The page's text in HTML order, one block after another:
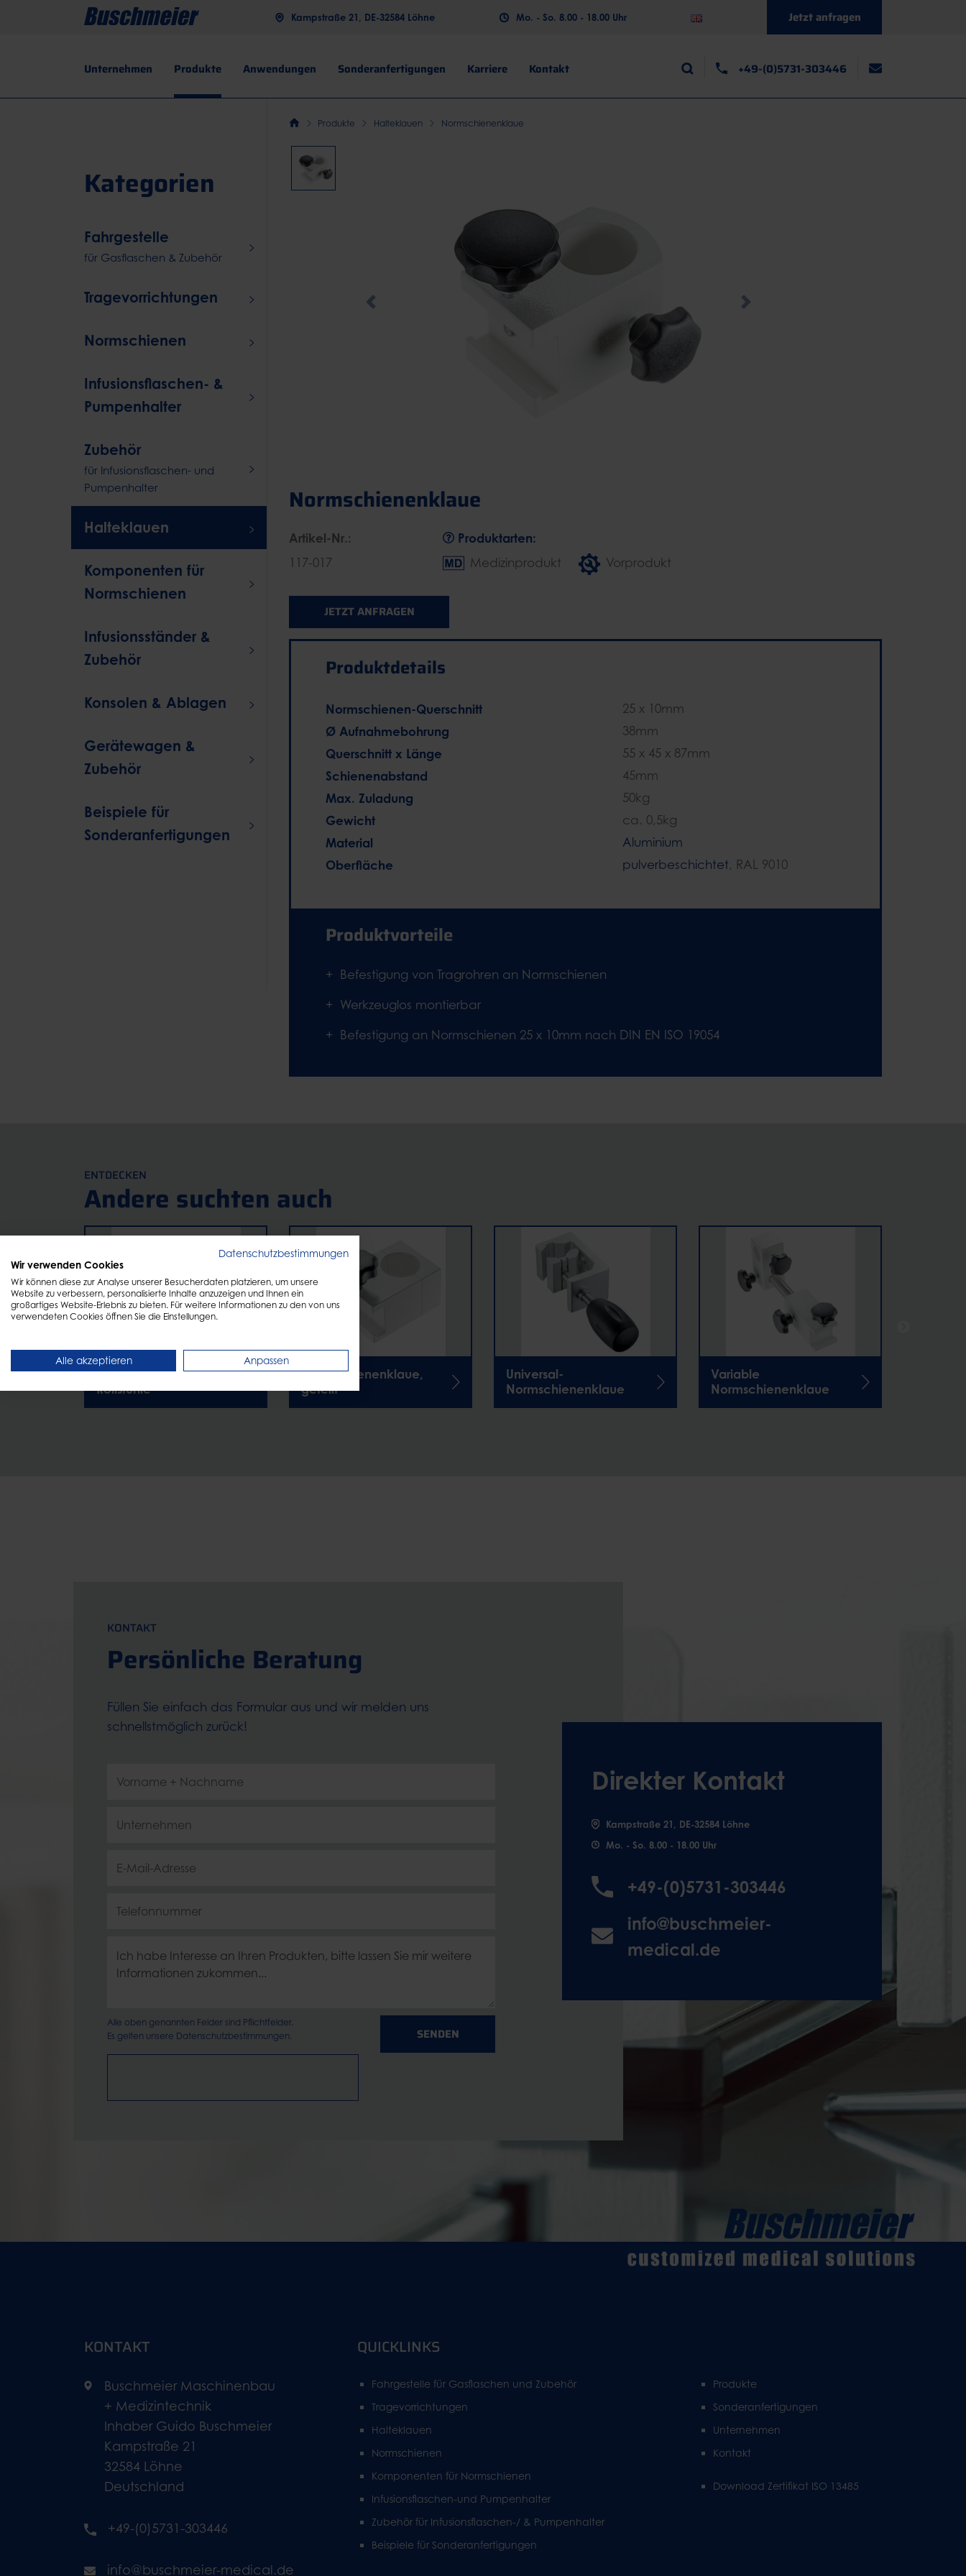
Kampstraße 21, DE-32584 Löhne Mo. - So. 8.00 - 18.00 Uhr Jetzt anfragen
Unternehmen Produkte Anwendungen Sonderanfertigungen Karriere Kontakt +49-(0)5731-303446
Kategorien
Fahrgestelle
für Gasflaschen & Zubehör
Tragevorrichtungen
Normschienen
Infusionsflaschen- &
Pumpenhalter
Zubehör
für Infusionsflaschen- und
Pumpenhalter
Halteklauen
Komponenten für
Normschienen
Infusionsständer &
Zubehör
Konsolen & Ablagen
Gerätewagen &
Zubehör
Beispiele für
Sonderanfertigungen
Produkte Halteklauen Normschienenklaue
Previous Next
Normschienenklaue
Artikel-Nr.:
117-017
Produktarten:
Medizinprodukt Vorprodukt
JETZT ANFRAGEN
Produktdetails
Normschienen-Querschnitt 25 x 10mm
Ø Aufnahmebohrung 38mm
Querschnitt x Länge 55 x 45 x 87mm
Schienenabstand 45mm
Max. Zuladung 50kg
Gewicht ca. 0,5kg
Material Aluminium
Oberfläche pulverbeschichtet, RAL 9010
Produktvorteile
Befestigung von Tragrohren an Normschienen
Werkzeuglos montierbar
Befestigung an Normschienen 25 x 10mm nach DIN EN ISO 19054
ENTDECKEN
Andere suchten auch
Befestigungsklemme für
Rollstühle
Normschienenklaue,
geteilt
Universal-
Normschienenklaue
Variable
Normschienenklaue
KONTAKT
Persönliche Beratung
Füllen Sie einfach das Formular aus und wir melden uns
schnellstmöglich zurück!
Alle oben genannten Felder sind Pflichtfelder.
Es gelten unsere Datenschutzbestimmungen. SENDEN
Direkter Kontakt
Kampstraße 21, DE-32584 Löhne
Mo. - So. 8.00 - 18.00 Uhr
+49-(0)5731-303446
info@buschmeier-
medical.de
KONTAKT
Buschmeier Maschinenbau
+ Medizintechnik
Inhaber Guido Buschmeier
Kampstraße 21
32584 Löhne
Deutschland
+49-(0)5731-303446
info@buschmeier-medical.de
QUICKLINKS
Fahrgestelle für Gasflaschen und Zubehör
Tragevorrichtungen
Halteklauen
Normschienen
Komponenten für Normschienen
Infusionsflaschen-und Pumpenhalter
Zubehör für Infusionsflaschen-/ & Pumpenhalter
Beispiele für Sonderanfertigungen
Produkte
Sonderanfertigungen
Unternehmen
Kontakt
Download Zertifikat ISO 13485
Datenschutzbestimmungen
Wir verwenden Cookies
Wir können diese zur Analyse unserer Besucherdaten platzieren, um unsere
Website zu verbessern, personalisierte Inhalte anzuzeigen und Ihnen ein
großartiges Website-Erlebnis zu bieten. Für weitere Informationen zu den von uns
verwendeten Cookies öffnen Sie die Einstellungen.
Alle akzeptieren Anpassen